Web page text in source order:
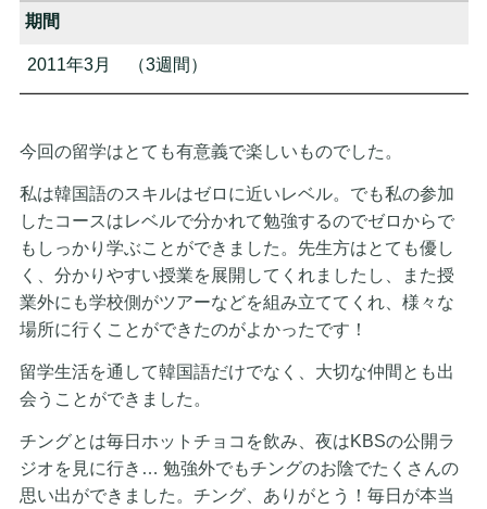
期間
2011年3月 （3週間）
今回の留学はとても有意義で楽しいものでした。
私は韓国語のスキルはゼロに近いレベル。でも私の参加
したコースはレベルで分かれて勉強するのでゼロからで
もしっかり学ぶことができました。先生方はとても優し
く、分かりやすい授業を展開してくれましたし、また授
業外にも学校側がツアーなどを組み立ててくれ、様々な
場所に行くことができたのがよかったです！
留学生活を通して韓国語だけでなく、大切な仲間とも出
会うことができました。
チングとは毎日ホットチョコを飲み、夜はKBSの公開ラ
ジオを見に行き… 勉強外でもチングのお陰でたくさんの
思い出ができました。チング、ありがとう！毎日が本当